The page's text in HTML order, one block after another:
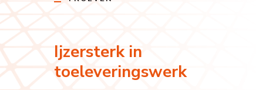
Ijzersterk in
toeleveringswerk